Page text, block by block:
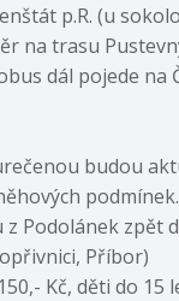
p.R. (u
na trasu
dál pojede na
budou
podmínek.
Podolánek zpět
Příbor)
Kč, děti do 15